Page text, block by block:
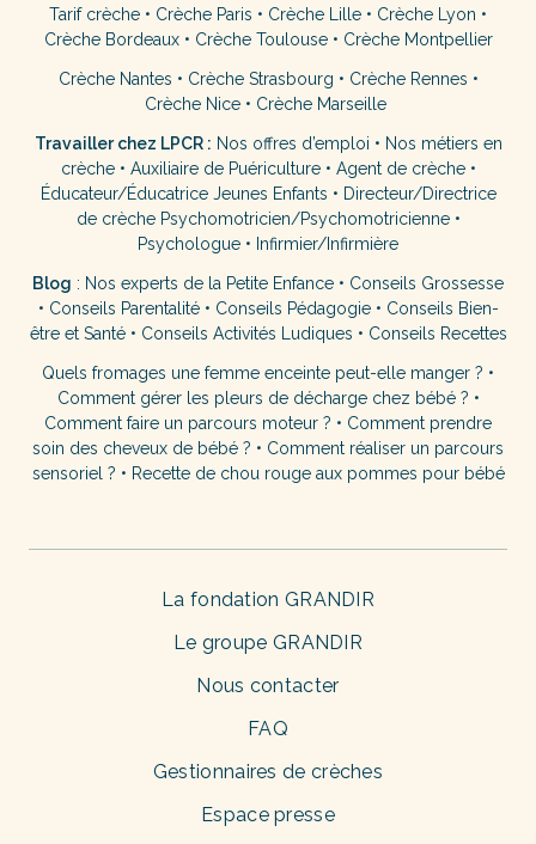
Tarif crèche • Crèche Paris • Crèche Lille • Crèche Lyon •
Crèche Bordeaux• Crèche Toulouse• Crèche Montpellier
Crèche Nantes • Crèche Strasbourg • Crèche Rennes •
Crèche Nice • Crèche Marseille
Travailler chez LPCR : Nos offres d’emploi • Nos métiers en
crèche• Auxiliaire de Puériculture• Agent de crèche•
Éducateur/Éducatrice Jeunes Enfants • Directeur/Directrice
de crèche Psychomotricien/Psychomotricienne•
Psychologue • Infirmier/Infirmière
Blog : Nos experts de la Petite Enfance • Conseils Grossesse
• Conseils Parentalité• Conseils Pédagogie• Conseils Bien-
être et Santé• Conseils Activités Ludiques • Conseils Recettes
Quels fromages une femme enceinte peut-elle manger ? •
Comment gérer les pleurs de décharge chez bébé ? •
Comment faire un parcours moteur ? • Comment prendre
soin des cheveux de bébé ? • Comment réaliser un parcours
sensoriel ? • Recette de chou rouge aux pommes pour bébé
La fondation GRANDIR
Le groupe GRANDIR
Nous contacter
FAQ
Gestionnaires de crèches
Espace presse